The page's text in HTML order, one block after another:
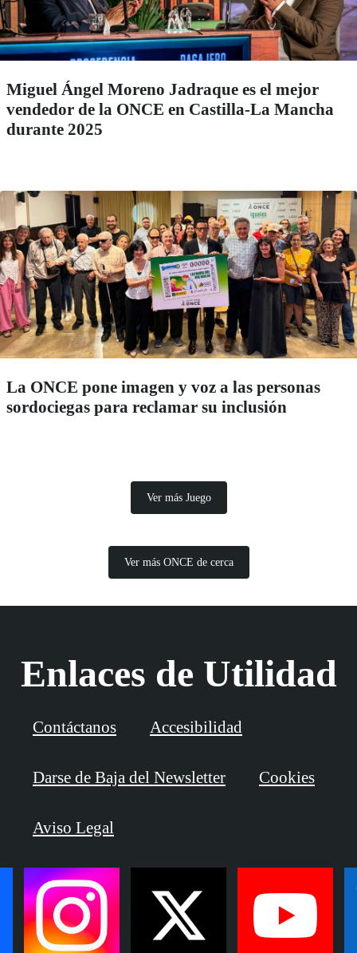
Miguel Ángel Moreno Jadraque es el mejor
vendedor de la ONCE en Castilla-La Mancha
durante 2025
La ONCE pone imagen y voz a las personas
sordociegas para reclamar su inclusión
Ver más Juego
Ver más ONCE de cerca
Enlaces de Utilidad
Contáctanos Accesibilidad
Darse de Baja del Newsletter Cookies
Aviso Legal